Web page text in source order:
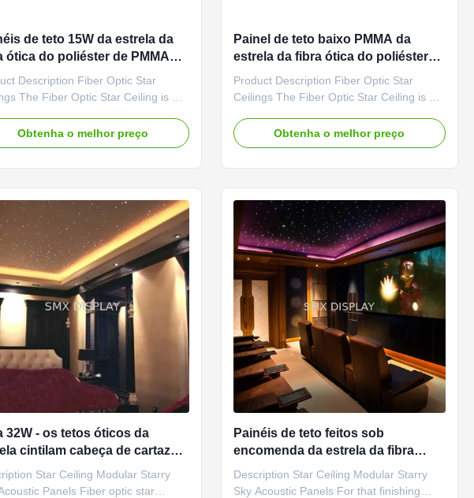
de teto 15W da estrela da
ótica do poliéster de PMMA
com ímãs
Description Fiber Optic Star
The Fiber Optic Star Ceiling is a
that mounts onto an existing ceiling
set of screws or install on the keel
Obtenha o melhor preço
Painel de teto baixo PMMA da
estrela da fibra ótica do poliéster
12VDC para a sala do teatro
Product Description Fiber Optic Star
Ceilings The Fiber Optic Star Ceiling is a
panel that mounts onto an existing ceiling
with a set of screws or install on the keel
Obtenha o melhor preço
32W - os tetos óticos da
cintilam cabeça de cartaz
Home Decor da luz das
da fibra ótica
Star Ceiling Modular Starry
Panels Fiber optic star
Painéis de teto feitos sob
encomenda da estrela da fibra
ótica 9mm 7 painéis de teto da
noite estrelado das cores
Description Star Ceiling Modular Starry
Sky Acoustic Panels For that finishing